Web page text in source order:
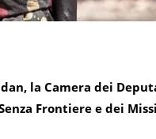
la Camera dei
Frontiere e dei